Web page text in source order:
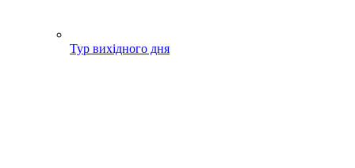
Тур вихідного дня